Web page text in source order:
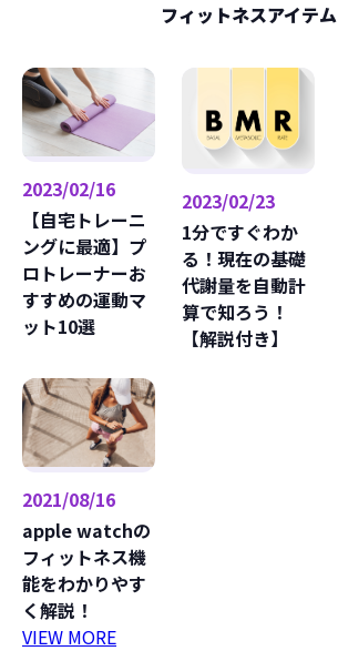
フィットネスアイテム
2023/02/16
【自宅トレーニ
ングに最適】プ
ロトレーナーお
すすめの運動マ
ット10選
2023/02/23
1分ですぐわか
る！現在の基礎
代謝量を自動計
算で知ろう！
【解説付き】
2021/08/16
apple watchの
フィットネス機
能をわかりやす
く解説！
VIEW MORE